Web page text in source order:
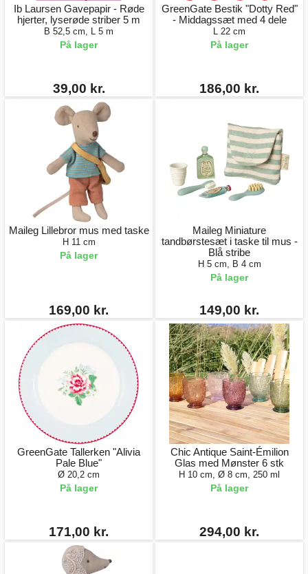
Ib Laursen Gavepapir - Røde
hjerter, lyserøde striber 5 m
B 52,5 cm, L 5 m
På lager
39,00 kr.
GreenGate Bestik "Dotty Red"
- Middagssæt med 4 dele
L 22 cm
På lager
186,00 kr.
Maileg Lillebror mus med taske
H 11 cm
På lager
169,00 kr.
Maileg Miniature
tandbørstesæt i taske til mus -
Blå stribe
H 5 cm, B 4 cm
På lager
149,00 kr.
GreenGate Tallerken "Alivia
Pale Blue"
Ø 20,2 cm
På lager
171,00 kr.
Chic Antique Saint-Émilion
Glas med Mønster 6 stk
H 10 cm, Ø 8 cm, 250 ml
På lager
294,00 kr.